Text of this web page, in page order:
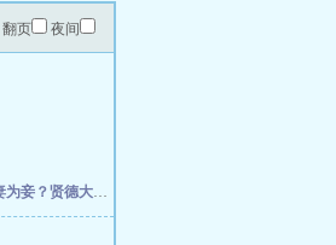
翻页 夜间
妾？贤德大妇她掀桌了